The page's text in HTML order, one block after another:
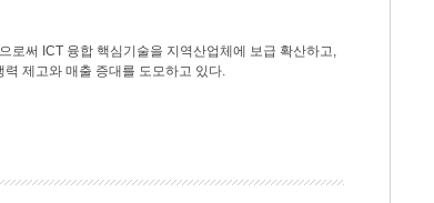
로써 ICT 융합 핵심기술을 지역산업체에 보급 확산하고,
제고와 매출 증대를 도모하고 있다.